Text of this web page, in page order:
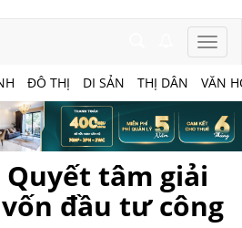
ĐÔ THỊ DI SẢN THỊ DÂN VĂN
tâm giải
đầu tư công